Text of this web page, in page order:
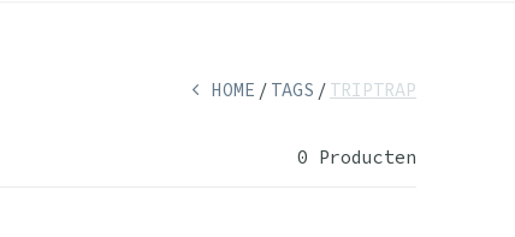
HOME TAGS TRIPTRAP
0 Producten